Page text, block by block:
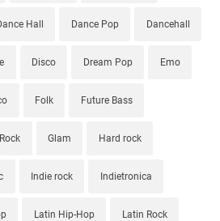
Hall Dance Pop Dancehall
Disco Dream Pop Emo
Folk Future Bass
Glam Hard rock
Indie rock Indietronica
Latin Hip-Hop Latin Rock